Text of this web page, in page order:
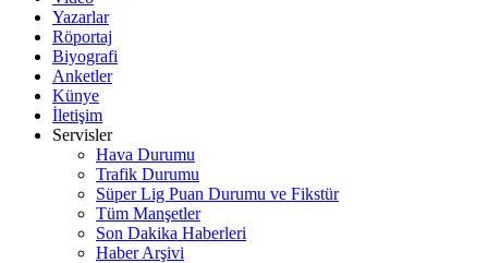
Yazarlar
Röportaj
Biyografi
Anketler
Künye
İletişim
Servisler
Hava Durumu
Trafik Durumu
Süper Lig Puan Durumu ve Fikstür
Tüm Manşetler
Son Dakika Haberleri
Haber Arşivi